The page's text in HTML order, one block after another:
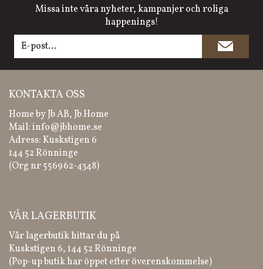
Missa inte våra nyheter, kampanjer och roliga
happenings!
KONTAKTA OSS
Home by Jb AB, Jb Home
Mail:info@jbhome.se
Adress: Kuskstigen 6
144 52 Rönninge
(Org nr 556962-4348)
VÅR LAGERBUTIK
Vår lagerbutik hittar du på
Kuskstigen 6, 144 52 Rönninge
(Pop-up butik har öppet efter överenskommelse)